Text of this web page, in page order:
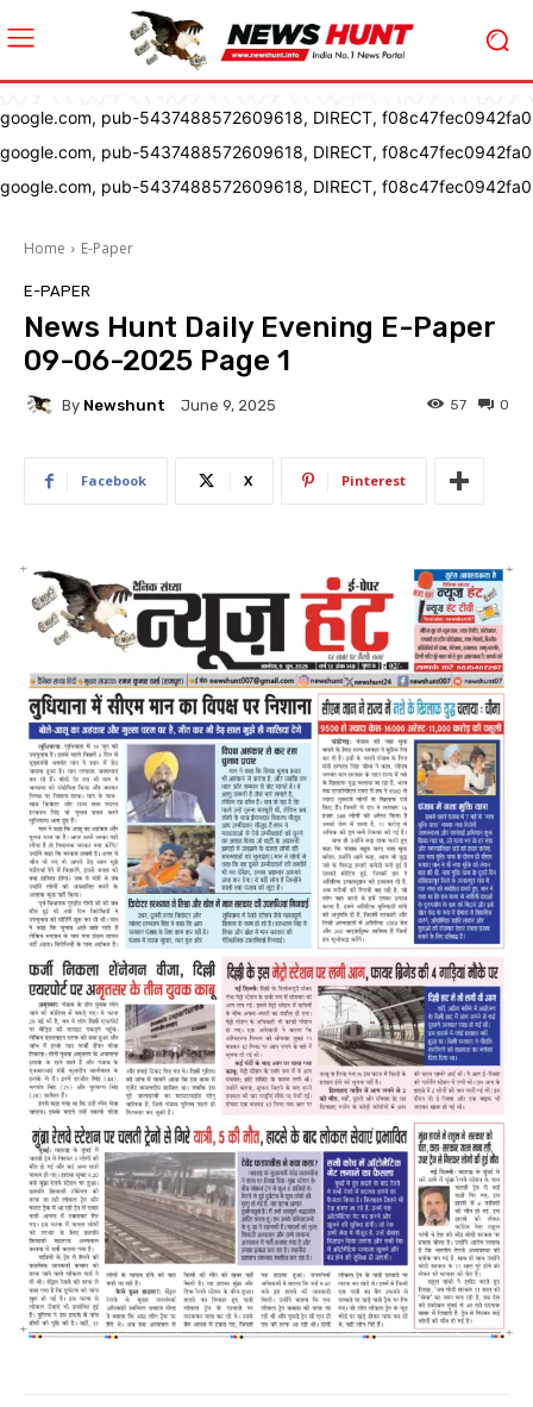
google.com, pub-5437488572609618, DIRECT, f08c47fec0942fa0
google.com, pub-5437488572609618, DIRECT, f08c47fec0942fa0
google.com, pub-5437488572609618, DIRECT, f08c47fec0942fa0
Home E-Paper
E-PAPER
News Hunt Daily Evening E-Paper
09-06-2025 Page 1
By Newshunt June 9, 2025 0
57
Facebook X Pinterest